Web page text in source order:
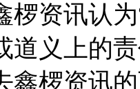
椤资讯认
道义上的
鑫椤资讯